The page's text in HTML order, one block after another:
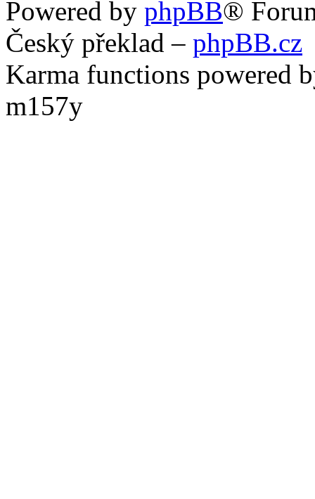
Powered by phpBB®
Český překlad – phpBB.cz
Karma functions powered
m157y